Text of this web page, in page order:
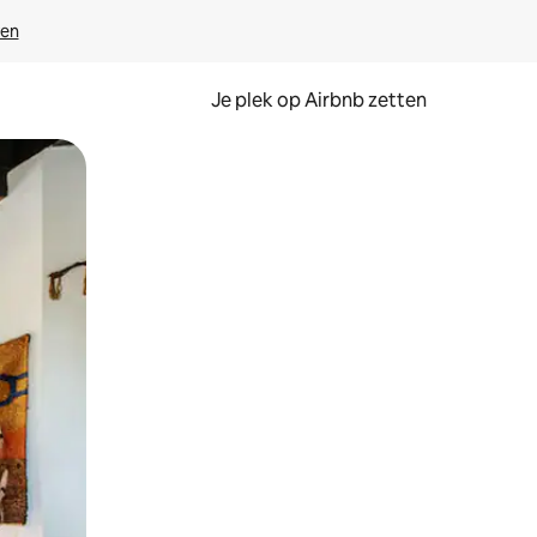
Je plek op Airbnb zetten
of swipen.